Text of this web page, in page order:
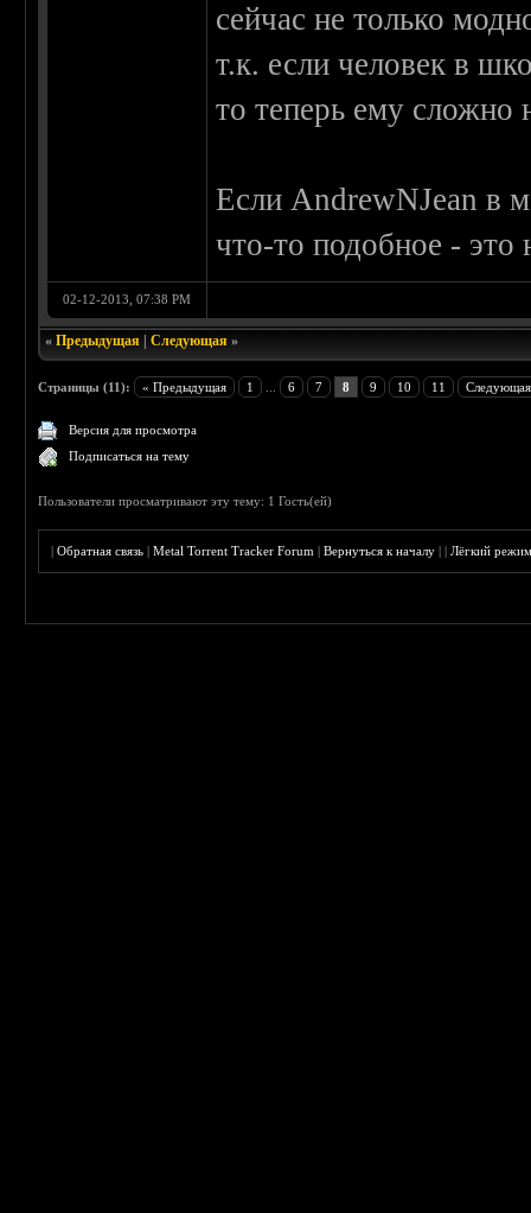
сейчас не только
т.к. если человек в
то теперь ему сложно
Если AndrewNJean в
что-то подобное - это
02-12-2013, 07:38 PM
«Предыдущая |Следующая »
Страницы (11): « Предыдущая 1 6 7 8 9 10 11
Версия для просмотра
Подписаться на тему
Пользователи просматривают эту тему: 1 Гость(ей)
|Обратная связь |Metal Torrent Tracker Forum |Вернуться к началу ||Лёгкий